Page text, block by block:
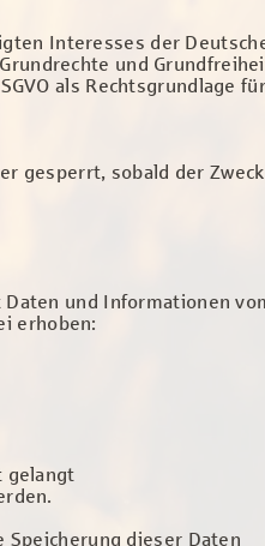
Interesses der
und
als Rechtsgrundlage
gesperrt, sobald der
und Informationen
erhoben:
gelangt
Speicherung dieser Daten